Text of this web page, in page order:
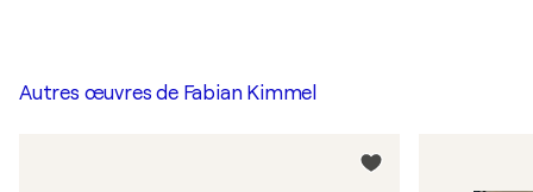
Autres œuvres de Fabian Kimmel